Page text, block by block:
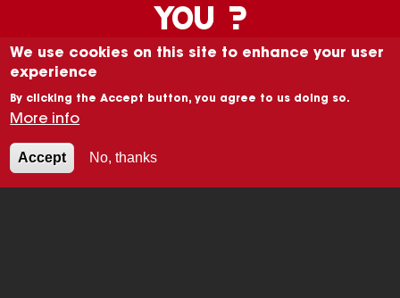
YOU ?
Image
We use cookies on this site to enhance your user
experience
By clicking the Accept button, you agree to us doing so.
More info
Accept No, thanks